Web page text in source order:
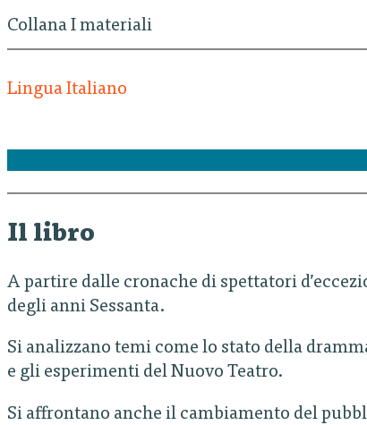
Collana I materiali
Lingua Italiano
Il libro
A partire dalle cronache di spettatori
degli anni Sessanta.
Si analizzano temi come lo stato della
e gli esperimenti del Nuovo Teatro.
Si affrontano anche il cambiamento del